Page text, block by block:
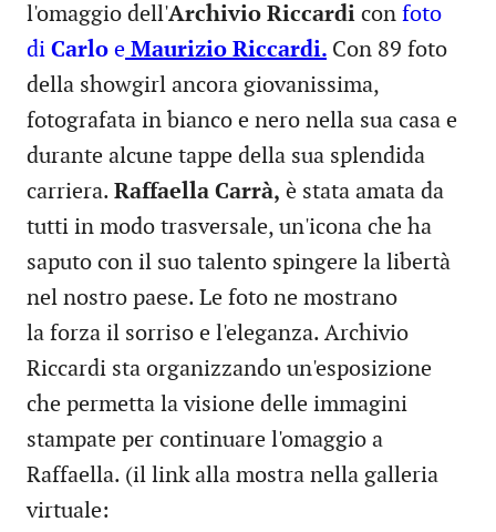
l'omaggio dell'Archivio Riccardi con foto
di Carlo e Maurizio Riccardi. Con 89 foto
della showgirl ancora giovanissima,
fotografata in bianco e nero nella sua casa e
durante alcune tappe della sua splendida
carriera. Raffaella Carrà, è stata amata da
tutti in modo trasversale, un'icona che ha
saputo con il suo talento spingere la libertà
nel nostro paese. Le foto ne mostrano
la forza il sorriso e l'eleganza. Archivio
Riccardi sta organizzando un'esposizione
che permetta la visione delle immagini
stampate per continuare l'omaggio a
Raffaella. (il link alla mostra nella galleria
virtuale: